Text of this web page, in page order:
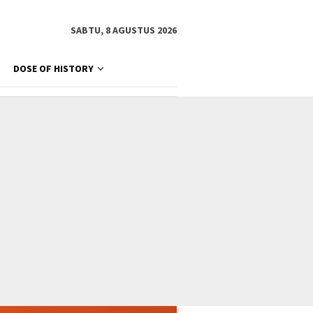
SABTU, 8 AGUSTUS 2026
DOSE OF HISTORY